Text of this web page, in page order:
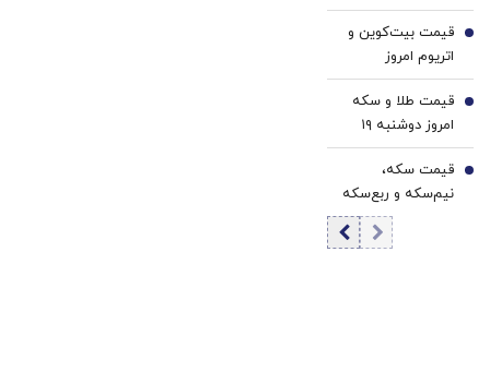
1405 / افزایش
قیمت تتر
قیمت بیت‌کوین و
اتریوم امروز
دوشنبه ۱۹ مرداد
۱۴۰۵/ افزایش
قیمت بیت‌کوین
5
قیمت طلا و سکه
امروز دوشنبه ۱۹
مرداد ۱۴۰۵/افزایش
قیمت طلا و سکه
6
قیمت سکه،
نیم‌سکه و ربع‌سکه
امروز دوشنبه ۱۹
مرداد ۱۴۰۵/ کاهش
7